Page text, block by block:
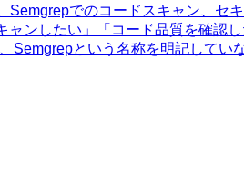
でのコードスキャン、セ
ンしたい」「コード品質を確認
という名称を明記して